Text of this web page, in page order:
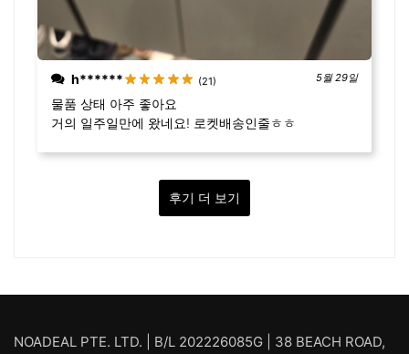
h****** (21) 5월 29일
물품 상태 아주 좋아요
거의 일주일만에 왔네요! 로켓배송인줄ㅎㅎ
후기 더 보기
NOADEAL PTE. LTD. | B/L 202226085G | 38 BEACH ROAD,